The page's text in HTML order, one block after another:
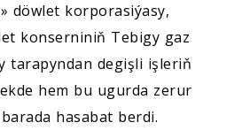
döwlet korporasiýasy,
konserniniň Tebigy gaz
tarapyndan degişli işleriň
hem bu ugurda zerur
hasabat berdi.